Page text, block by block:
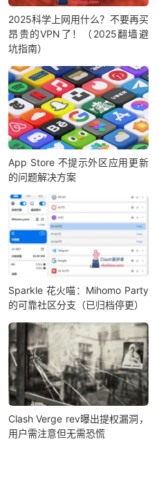
2025科学上网用什么？不要再买
昂贵的VPN了！（2025翻墙避
坑指南）
App Store 不提示外区应用更新
的问题解决方案
Sparkle 花火喵：Mihomo Party
的可靠社区分支（已归档停更）
Clash Verge rev曝出提权漏洞，
用户需注意但无需恐慌